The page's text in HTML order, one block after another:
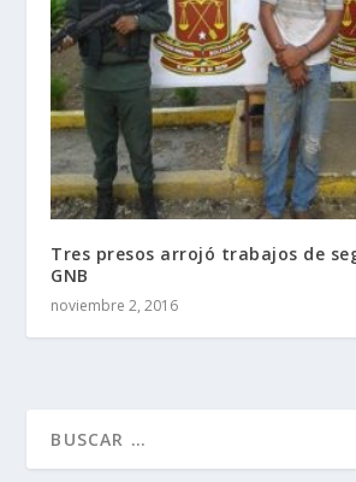
Tres presos arrojó trabajos de
GNB
noviembre 2, 2016